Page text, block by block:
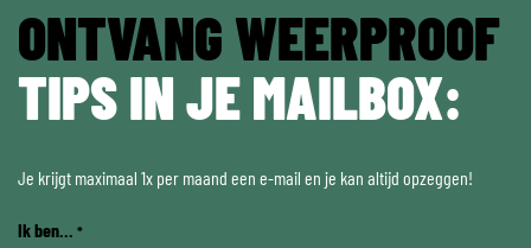
ONTVANG WEERPROOF
TIPS IN JE MAILBOX:
Je krijgt maximaal 1x per maand een e-mail en je kan altijd opzeggen!
Ik ben... *